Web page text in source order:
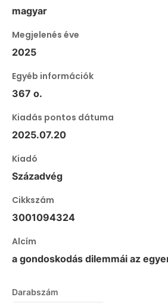
magyar
Megjelenés éve
2025
Egyéb információk
367 o.
Kiadás pontos dátuma
2025.07.20
Kiadó
Századvég
Cikkszám
3001094324
Alcím
a gondoskodás dilemmái az
Darabszám